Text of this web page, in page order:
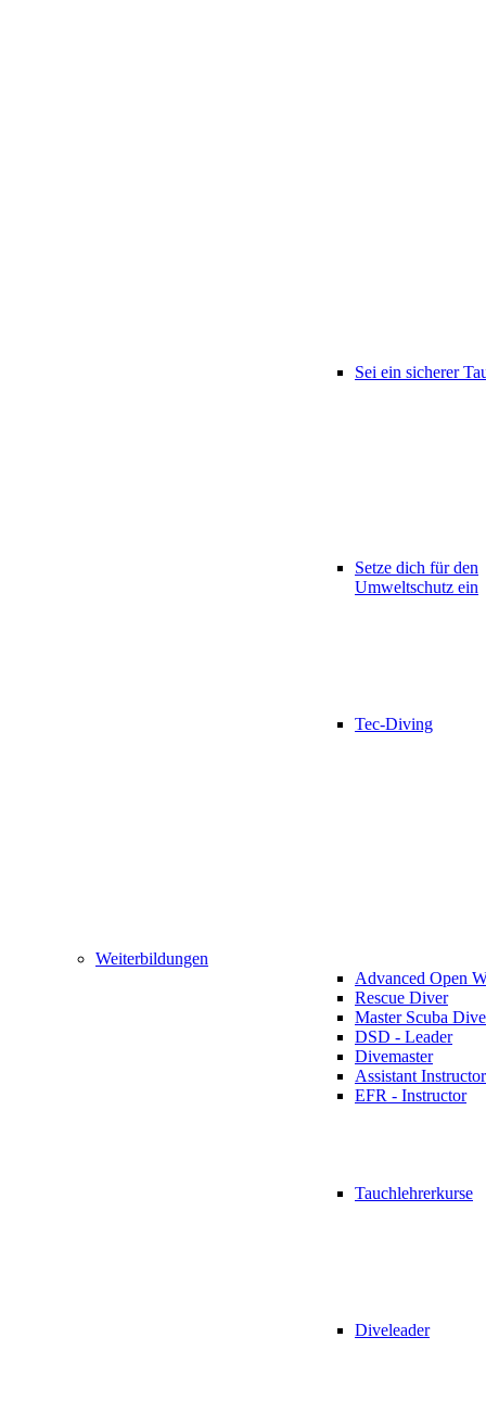
Sei ein sicherer
Setze dich für den
Umweltschutz ein
Tec-Diving
Weiterbildungen
Advanced Open
Rescue Diver
Master Scuba
DSD - Leader
Divemaster
Assistant Instructor
EFR - Instructor
Tauchlehrerkurse
Diveleader